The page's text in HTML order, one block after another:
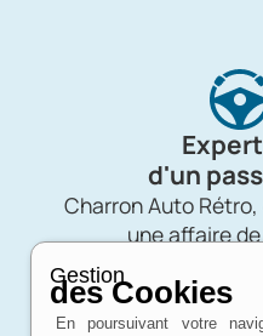
d'un
Charron Auto
une affaire
Gestion
des Cookies
En poursuivant votre